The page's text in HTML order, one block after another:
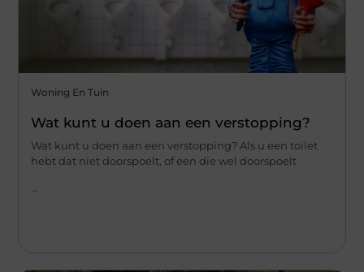
Woning En Tuin
Wat kunt u doen aan een verstopping?
Wat kunt u doen aan een verstopping? Als u een toilet
hebt dat niet doorspoelt, of een die wel doorspoelt
...